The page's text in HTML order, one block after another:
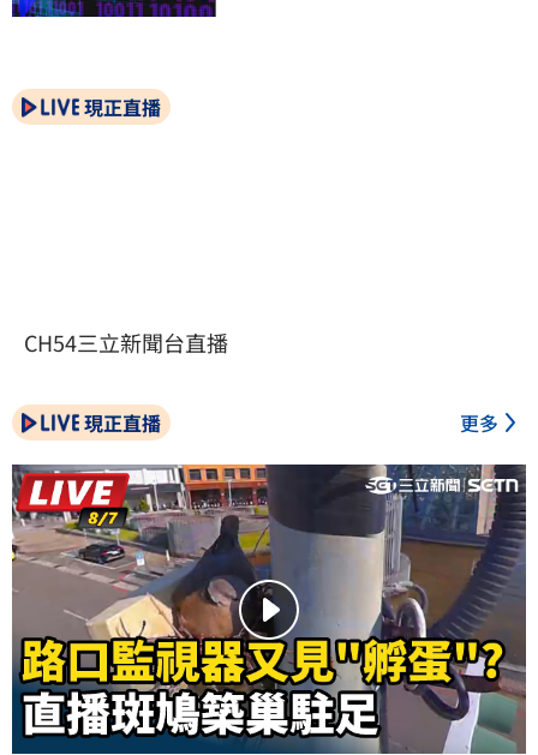
現正直播
CH54三立新聞台直播
現正直播 更多